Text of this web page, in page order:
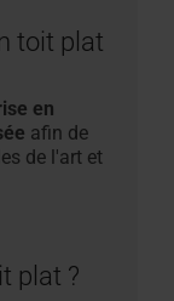
toit plat
en
afin de
de l'art et
plat ?